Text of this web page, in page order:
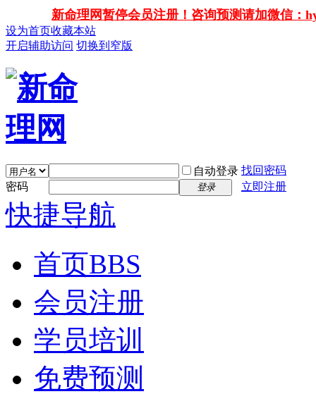
新命理网暂停会员注册！咨询预测请加微信：
设为首页收藏本站
开启辅助访问 切换到窄版
自动登录 找回密码
密码
登录 立即注册
快捷导航
首页BBS
会员注册
学员培训
免费预测